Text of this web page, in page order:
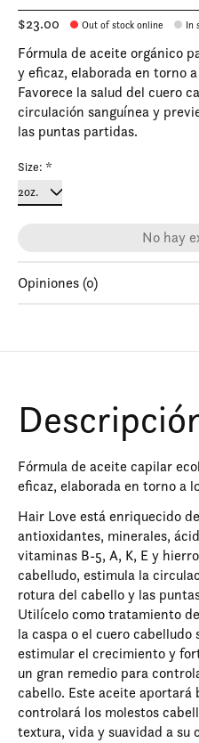
$23.00 Out of stock online In
Fórmula de aceite orgánico
y eficaz, elaborada en torno
Favorece la salud del cuero
circulación sanguínea y
las puntas partidas.
Size: *
No hay
Opiniones (0)
Fórmula de aceite capilar
eficaz, elaborada en torno a
Hair Love está enriquecido
antioxidantes, minerales,
vitaminas B-5, A, K, E y
cabelludo, estimula la
rotura del cabello y las
Utilícelo como tratamiento
la caspa o el cuero cabelludo
estimular el crecimiento y
un gran remedio para
cabello. Este aceite
controlará los molestos
textura, vida y suavidad a su